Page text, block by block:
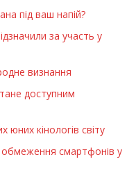
під ваш напій?
за участь у
визнання
доступним
юних кінологів світу
смартфонів у